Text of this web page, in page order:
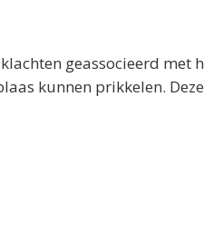
geassocieerd met
kunnen prikkelen.